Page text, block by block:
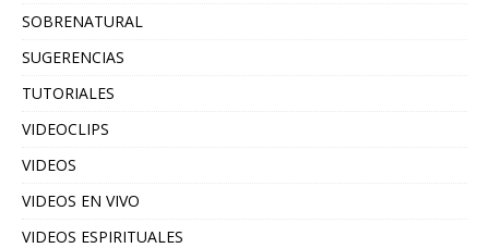
SOBRENATURAL
SUGERENCIAS
TUTORIALES
VIDEOCLIPS
VIDEOS
VIDEOS EN VIVO
VIDEOS ESPIRITUALES